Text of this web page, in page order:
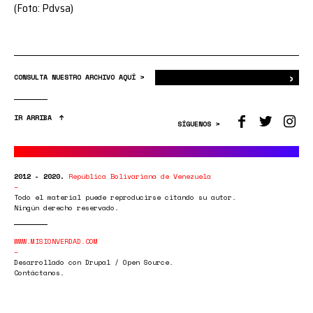
(Foto: Pdvsa)
CONSULTA NUESTRO ARCHIVO AQUÍ > ›
IR ARRIBA
SÍGUENOS >
2012 - 2020. República Bolivariana de Venezuela
Todo el material puede reproducirse citando su autor.
Ningún derecho reservado.
WWW.MISIONVERDAD.COM
Desarrollado con Drupal / Open Source.
Contáctanos.